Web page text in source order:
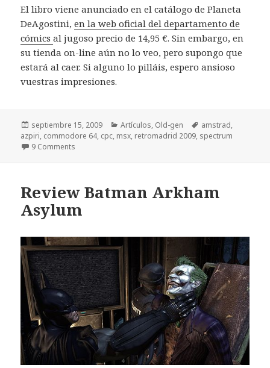
El libro viene anunciado en el catálogo de Planeta
DeAgostini,en la web oficial del departamento de
cómicsal jugoso precio de 14,95 €. Sin embargo, en
su tienda on-line aún no lo veo, pero supongo que
estará al caer. Si alguno lo pilláis, espero ansioso
vuestras impresiones.
Publicado
el
septiembre 15, 2009 Categorías
Artículos, Old-gen Etiquetas
amstrad,
azpiri, commodore 64, cpc, msx, retromadrid 2009, spectrum
9 Comments
Review Batman Arkham
Asylum